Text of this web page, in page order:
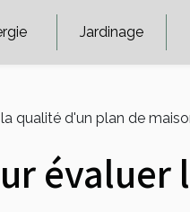
Jardinage
qualité d'un plan de